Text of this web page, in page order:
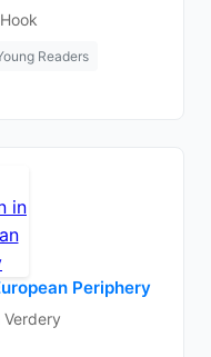
Readers
Periphery
Verdery